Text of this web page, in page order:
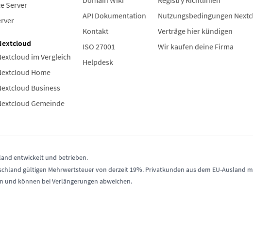
Server
im Vergleich
Home
Business
Gemeinde
API Dokumentation
Kontakt
ISO 27001
Helpdesk
Nutzungsbedingungen
Verträge hier kündigen
Wir kaufen deine Firma
entwickelt und betrieben.
gültigen Mehrwertsteuer von derzeit 19%. Privatkunden aus dem EU-Ausland
und können bei Verlängerungen abweichen.